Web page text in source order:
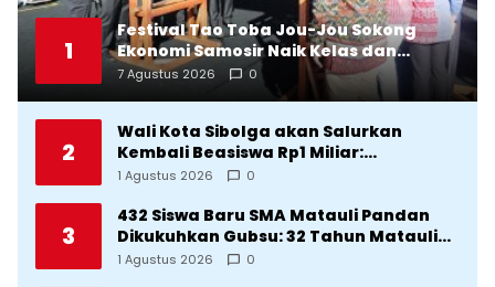
1
Festival Tao Toba Jou-Jou Sokong
Ekonomi Samosir Naik Kelas dan
Pariwisata Menjadi Sumber
Pertumbuhan Ekonomi Baru
7 Agustus 2026 0
2
Wali Kota Sibolga akan Salurkan
Kembali Beasiswa Rp1 Miliar:
Diproritaskan Mahasiswa Korban
1 Agustus 2026 0
3
432 Siswa Baru SMA Matauli Pandan
Dikukuhkan Gubsu: 32 Tahun Matauli
Cetak SDM Unggul
1 Agustus 2026 0